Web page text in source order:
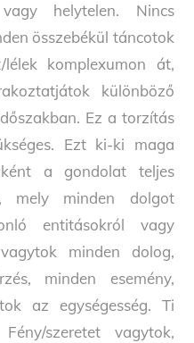
helytelen. Nincs
összebékül táncotok
komplexumon át,
különböző
Ez a torzítás
Ezt ki-ki maga
a gondolat teljes
mely minden dolgot
entitásokról vagy
minden dolog,
minden esemény,
az egységesség. Ti
szeretet vagytok,